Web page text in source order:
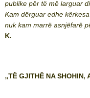
publike për të më larguar
Kam dërguar edhe
nuk kam marrë asnjëfarë
K.
„TË GJITHË NA SHOHIN,